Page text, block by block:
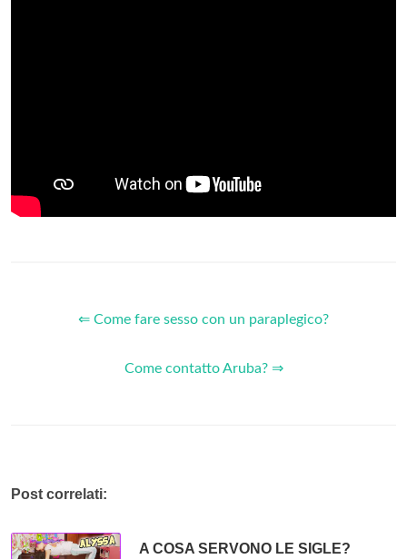
⇐ Come fare sesso con un paraplegico?
Come contatto Aruba? ⇒
Post correlati:
A COSA SERVONO LE SIGLE?